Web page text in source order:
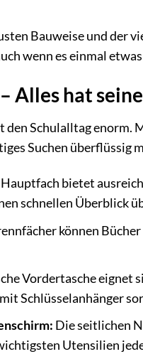
Bauweise und der
wenn es einmal
Alles hat
Schulalltag enorm.
Suchen überflüssig
bietet
schnellen Überblick
können
Vordertasche eignet
Schlüsselanhänger
Die seitlichen
Utensilien